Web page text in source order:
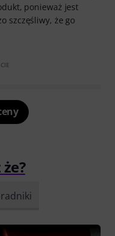
ponieważ jest
szczęśliwy, że go